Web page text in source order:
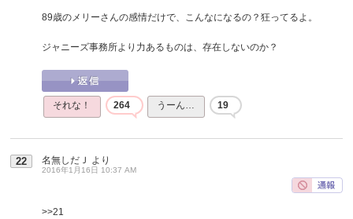
89歳のメリーさんの感情だけで、こんなになるの？狂ってるよ。
ジャニーズ事務所より力あるものは、存在しないのか？
それな！ 264 うーん… 19
22 名無しだＪ より
2016年1月16日 10:37 AM
>>21